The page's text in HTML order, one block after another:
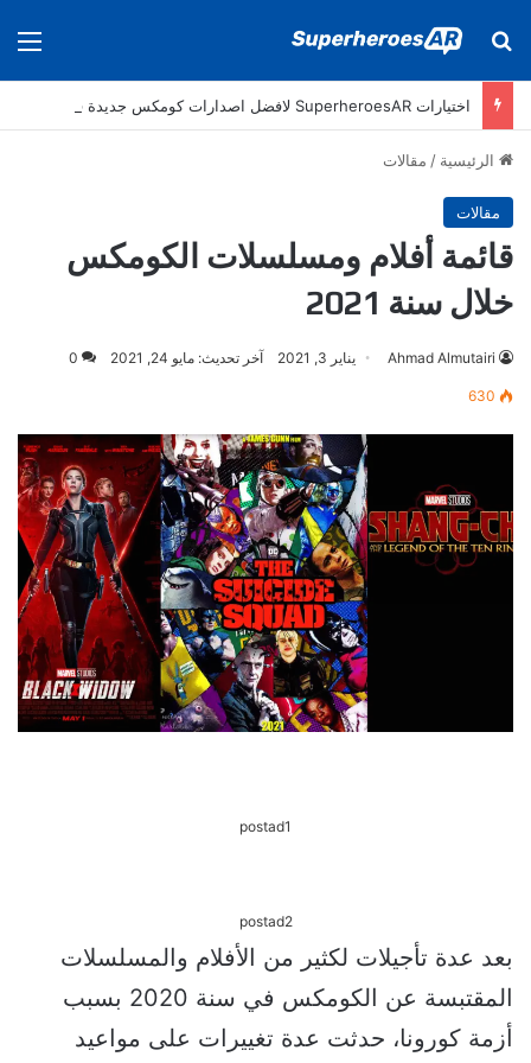
بحث عن
الرئيسية / مقالات
مقالات
قائمة أفلام ومسلسلات الكومكس
خلال سنة 2021
Ahmad Almutairi يناير 3, 2021 آخر تحديث: مايو 24, 2021 0
630
postad1
postad2
بعد عدة تأجيلات لكثير من الأفلام والمسلسلات
المقتبسة عن الكومكس في سنة 2020 بسبب
أزمة كورونا، حدثت عدة تغييرات على مواعيد